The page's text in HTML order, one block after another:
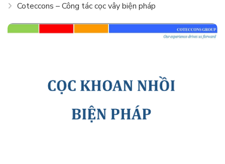
Coteccons – Công tác cọc vây biện pháp